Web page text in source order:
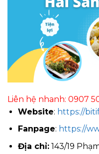
Liên hệ nhanh: 0907
Website: https://
Fanpage: https://
Địa chỉ:143/19